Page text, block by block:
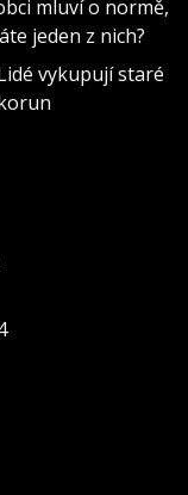
mluví o normě,
jeden z nich?
vykupují staré